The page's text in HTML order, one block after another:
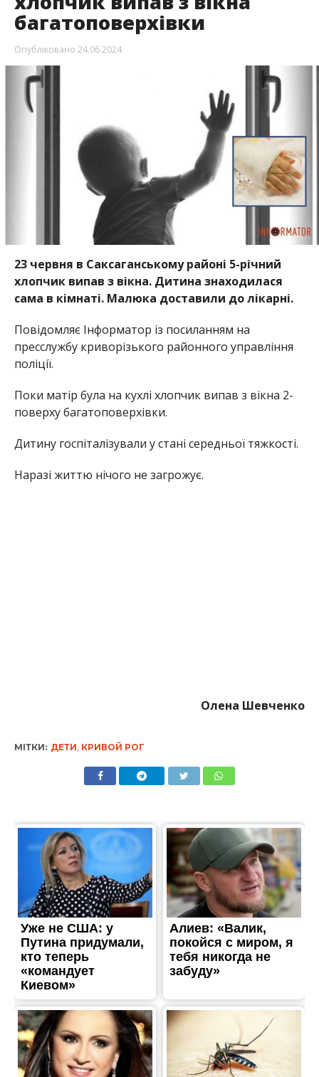
багатоповерхівки
Опубліковано 24.06.2024
23 червня в Саксаганському районі 5-річний
хлопчик випав з вікна. Дитина знаходилася
сама в кімнаті. Малюка доставили до лікарні.
Повідомляє Інформатор із посиланням на
пресслужбу криворізького районного управління
поліції.
Поки матір була на кухлі хлопчик випав з вікна 2-
поверху багатоповерхівки.
Дитину госпіталізували у стані середньої тяжкості.
Наразі життю нічого не загрожує.
Олена Шевченко
МІТКИ: ДЕТИ КРИВОЙ РОГ